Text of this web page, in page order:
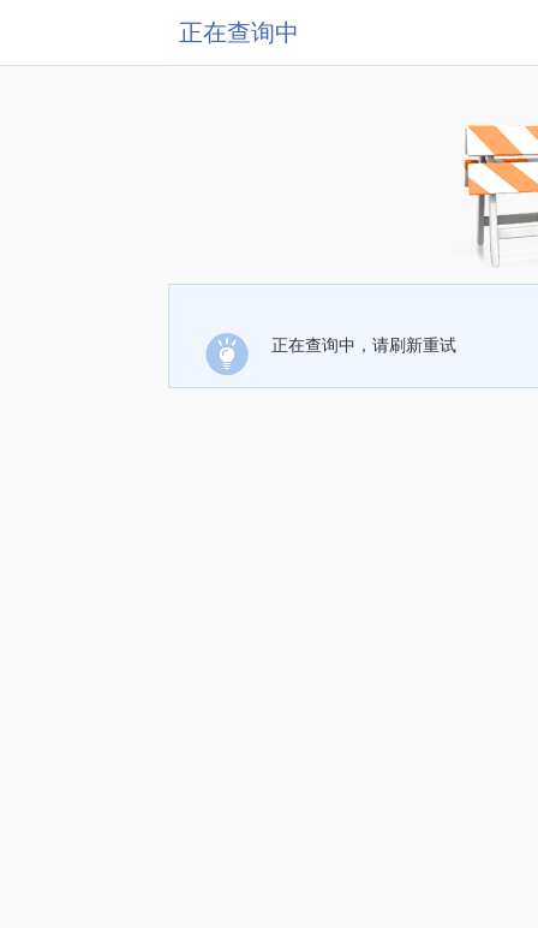
正在查询中
正在查询中，请刷新重试